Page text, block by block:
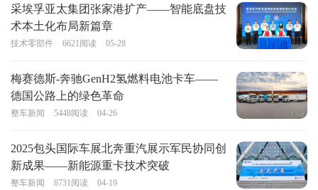
采埃孚亚太集团张家港扩产——智能底盘技
术本土化布局新篇章
技术零部件 6621 阅读 05-28
梅赛德斯-奔驰GenH2氢燃料电池卡车——
德国公路上的绿色革命
整车新闻 5448阅读 04-26
2025包头国际车展北奔重汽展示军民协同创
新成果——新能源重卡技术突破
整车新闻 8731 阅读 04-19